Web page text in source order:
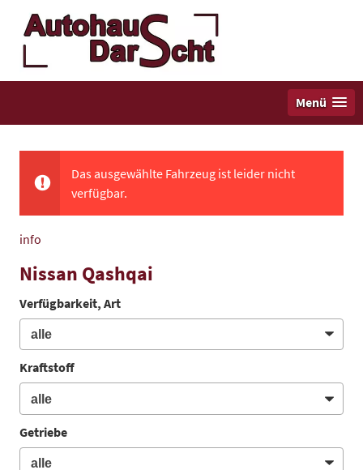
Menü
Das ausgewählte Fahrzeug ist leider nicht
verfügbar.
info
Nissan Qashqai
Verfügbarkeit, Art
Kraftstoff
Getriebe